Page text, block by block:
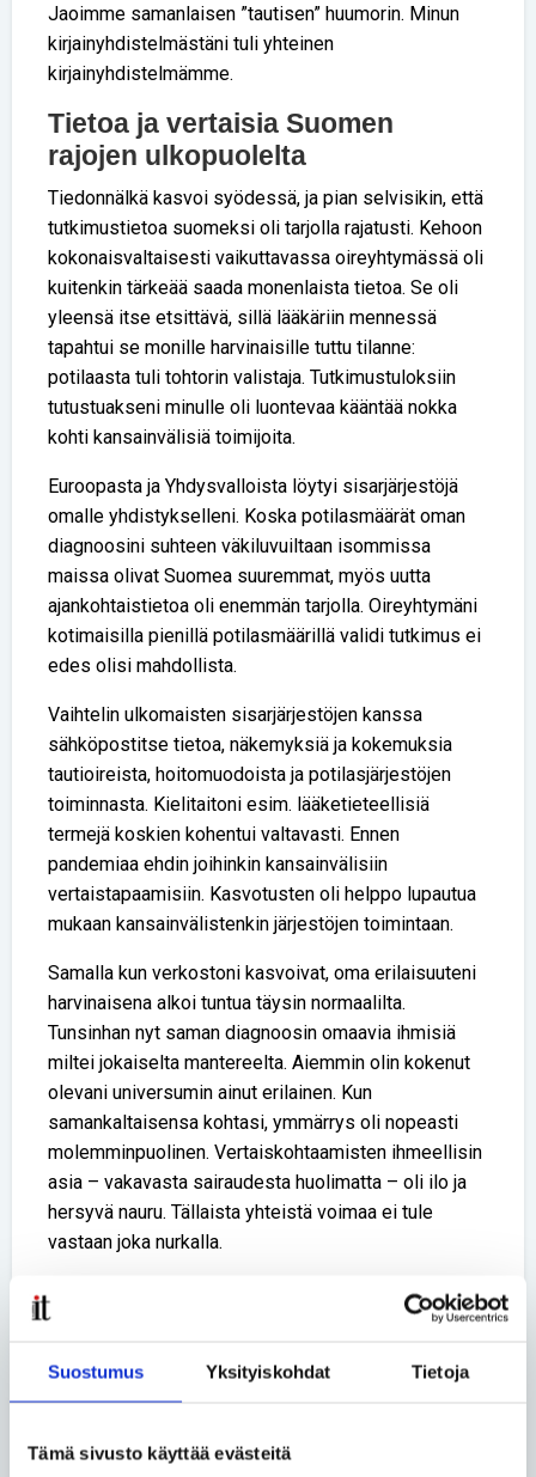
Suostumus Yksityiskohdat Tietoja
Tämä sivusto käyttää evästeitä
Jaoimme samanlaisen ”tautisen” huumorin. Minun
kirjainyhdistelmästäni tuli yhteinen
kirjainyhdistelmämme.
Tietoa ja vertaisia Suomen
rajojen ulkopuolelta
Tiedonnälkä kasvoi syödessä, ja pian selvisikin, että
tutkimustietoa suomeksi oli tarjolla rajatusti. Kehoon
kokonaisvaltaisesti vaikuttavassa oireyhtymässä oli
kuitenkin tärkeää saada monenlaista tietoa. Se oli
yleensä itse etsittävä, sillä lääkäriin mennessä
tapahtui se monille harvinaisille tuttu tilanne:
potilaasta tuli tohtorin valistaja. Tutkimustuloksiin
tutustuakseni minulle oli luontevaa kääntää nokka
kohti kansainvälisiä toimijoita.
Euroopasta ja Yhdysvalloista löytyi sisarjärjestöjä
omalle yhdistykselleni. Koska potilasmäärät oman
diagnoosini suhteen väkiluvuiltaan isommissa
maissa olivat Suomea suuremmat, myös uutta
ajankohtaistietoa oli enemmän tarjolla. Oireyhtymäni
kotimaisilla pienillä potilasmäärillä validi tutkimus ei
edes olisi mahdollista.
Vaihtelin ulkomaisten sisarjärjestöjen kanssa
sähköpostitse tietoa, näkemyksiä ja kokemuksia
tautioireista, hoitomuodoista ja potilasjärjestöjen
toiminnasta. Kielitaitoni esim. lääketieteellisiä
termejä koskien kohentui valtavasti. Ennen
pandemiaa ehdin joihinkin kansainvälisiin
vertaistapaamisiin. Kasvotusten oli helppo lupautua
mukaan kansainvälistenkin järjestöjen toimintaan.
Samalla kun verkostoni kasvoivat, oma erilaisuuteni
harvinaisena alkoi tuntua täysin normaalilta.
Tunsinhan nyt saman diagnoosin omaavia ihmisiä
miltei jokaiselta mantereelta. Aiemmin olin kokenut
olevani universumin ainut erilainen. Kun
samankaltaisensa kohtasi, ymmärrys oli nopeasti
molemminpuolinen. Vertaiskohtaamisten ihmeellisin
asia – vakavasta sairaudesta huolimatta – oli ilo ja
hersyvä nauru. Tällaista yhteistä voimaa ei tule
vastaan joka nurkalla.
Jokaisen tapaamisen ja yhteydenoton jälkeen
kynnys seuraavaan madaltui. Joku suositteli jotakin
lukemattomat aikeet ja toimet edistyivät. Vähitellen
kirjainyhdistelmääni. Ajauduin mukaan koko
harvinaissairauksien kenttää koskeviin koulutuksiin,